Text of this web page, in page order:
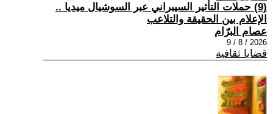
(9) حملات التأثير السيبراني عبر السوشيال ميديا ..
الإعلام بين الحقيقة والتلاعب
عصام البرّام
2026 / 8 / 9
قضايا ثقافية